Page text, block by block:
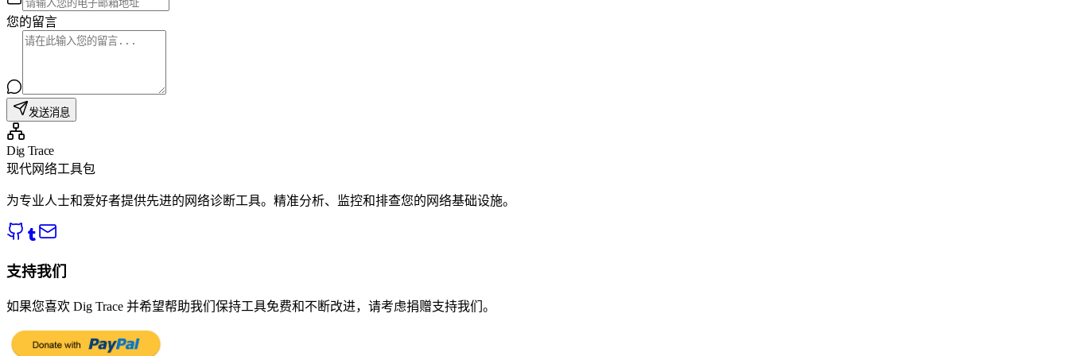
您的留言
发送消息
Dig Trace
现代网络工具包
为专业人士和爱好者提供先进的网络诊断工具。精准分析、监控和排查您的网络基础设施。
支持我们
如果您喜欢 Dig Trace 并希望帮助我们保持工具免费和不断改进，请考虑捐赠支持我们。